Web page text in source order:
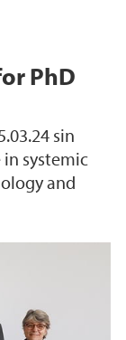
PhD
sin
in systemic
and